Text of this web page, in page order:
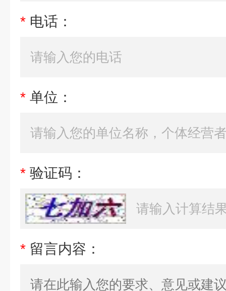
* 电话：
* 单位：
* 验证码：
* 留言内容：